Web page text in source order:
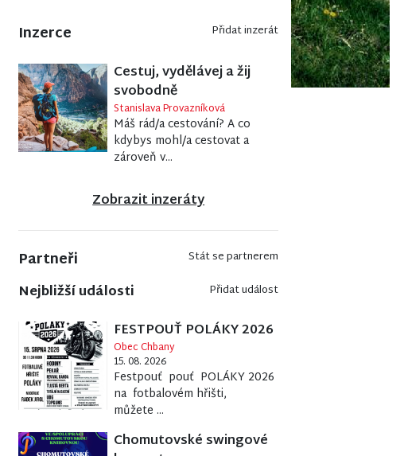
Inzerce Přidat inzerát
Cestuj, vydělávej a žij
svobodně
Stanislava Provazníková
Máš rád/a cestování? A co
kdybys mohl/a cestovat a
zároveň v...
Zobrazit inzeráty
Partneři Stát se partnerem
Nejbližší události Přidat událost
FESTPOUŤ POLÁKY 2026
Obec Chbany
15. 08. 2026
Festpouť pouť POLÁKY 2026
na fotbalovém hřišti,
můžete ...
Chomutovské swingové